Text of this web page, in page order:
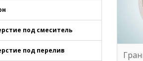
под смеситель
под перелив